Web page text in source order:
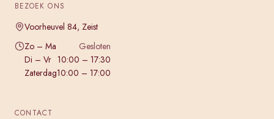
BEZOEK ONS
Voorheuvel 84, Zeist
Zo – Ma
Gesloten
Di – Vr 10:00 – 17:30
Zaterdag10:00 – 17:00
CONTACT